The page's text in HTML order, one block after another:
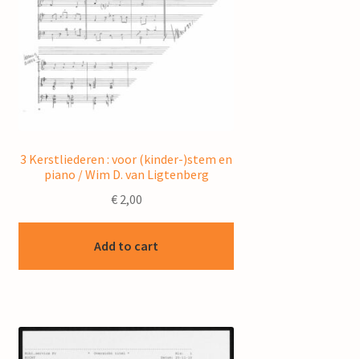
3 Kerstliederen : voor (kinder-)stem en
piano / Wim D. van Ligtenberg
€2,00
Add to cart